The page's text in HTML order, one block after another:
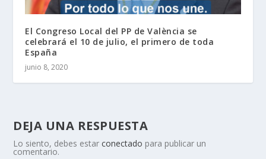
El Congreso Local del PP de València se
celebrará el 10 de julio, el primero de toda
España
junio 8, 2020
DEJA UNA RESPUESTA
Lo siento, debes estarconectado para publicar un
comentario.